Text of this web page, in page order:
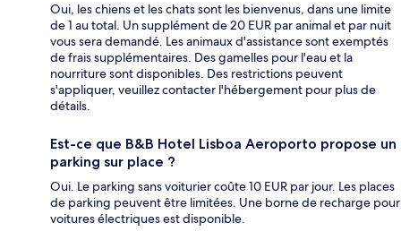
Oui, les chiens et les chats sont les bienvenus, dans une limite
de 1 au total. Un supplément de 20 EUR par animal et par nuit
vous sera demandé. Les animaux d'assistance sont exemptés
de frais supplémentaires. Des gamelles pour l'eau et la
nourriture sont disponibles. Des restrictions peuvent
s'appliquer, veuillez contacter l'hébergement pour plus de
détails.
Est-ce que B&B Hotel Lisboa Aeroporto propose un
parking sur place ?
Oui. Le parking sans voiturier coûte 10 EUR par jour. Les places
de parking peuvent être limitées. Une borne de recharge pour
voitures électriques est disponible.